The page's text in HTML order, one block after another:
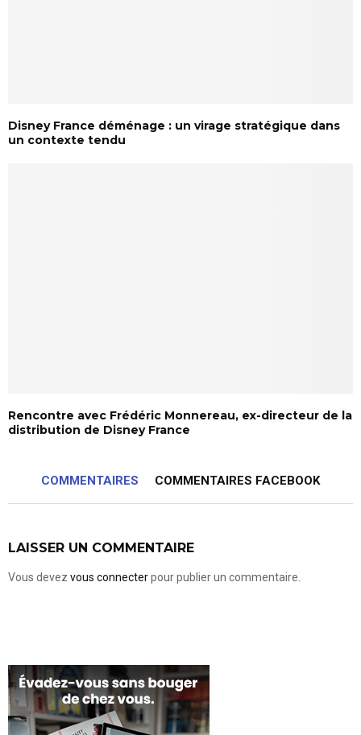
Disney France déménage : un virage stratégique dans
un contexte tendu
Rencontre avec Frédéric Monnereau, ex-directeur de la
distribution de Disney France
COMMENTAIRES COMMENTAIRES FACEBOOK
LAISSER UN COMMENTAIRE
Vous devez vous connecterpour publier un commentaire.